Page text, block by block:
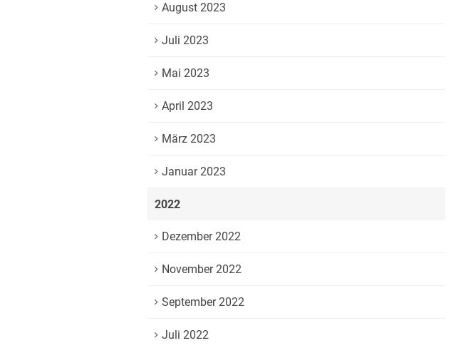
August 2023
Juli 2023
Mai 2023
April 2023
März 2023
Januar 2023
2022
Dezember 2022
November 2022
September 2022
Juli 2022